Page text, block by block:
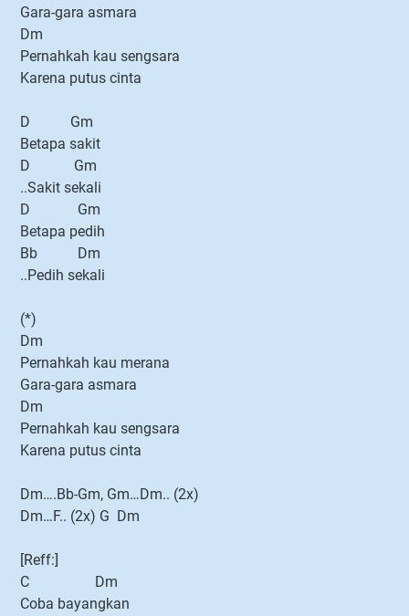
Gara-gara asmara
Dm
Pernahkah kau sengsara
Karena putus cinta
D Gm
Betapa sakit
D Gm
..Sakit sekali
D Gm
Betapa pedih
Bb Dm
..Pedih sekali
(*)
Dm
Pernahkah kau merana
Gara-gara asmara
Dm
Pernahkah kau sengsara
Karena putus cinta
Dm….Bb-Gm, Gm…Dm.. (2x)
Dm…F.. (2x) G Dm
[Reff:]
C Dm
Coba bayangkan